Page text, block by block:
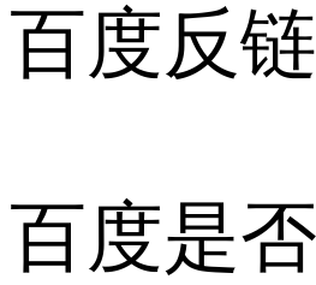
百度反链
百度是